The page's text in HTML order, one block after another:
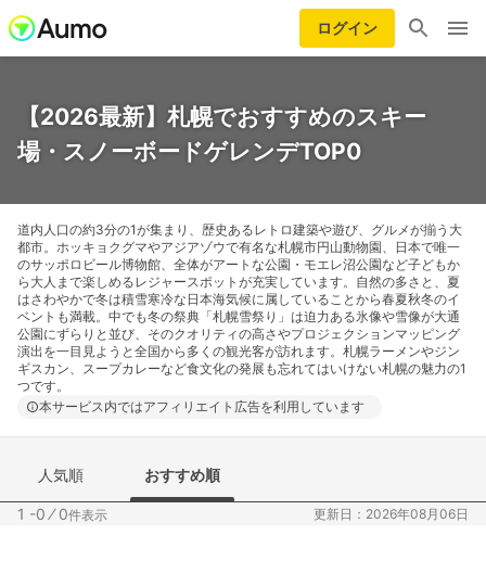
ログイン
【2026最新】札幌でおすすめのスキー
場・スノーボードゲレンデTOP0
道内人口の約3分の1が集まり、歴史あるレトロ建築や遊び、グルメが揃う大
都市。ホッキョクグマやアジアゾウで有名な札幌市円山動物園、日本で唯一
のサッポロビール博物館、全体がアートな公園・モエレ沼公園など子どもか
ら大人まで楽しめるレジャースポットが充実しています。自然の多さと、夏
はさわやかで冬は積雪寒冷な日本海気候に属していることから春夏秋冬のイ
ベントも満載。中でも冬の祭典「札幌雪祭り」は迫力ある氷像や雪像が大通
公園にずらりと並び、そのクオリティの高さやプロジェクションマッピング
演出を一目見ようと全国から多くの観光客が訪れます。札幌ラーメンやジン
ギスカン、スープカレーなど食文化の発展も忘れてはいけない札幌の魅力の1
つです。
本サービス内ではアフィリエイト広告を利用しています
人気順 おすすめ順
1 -0 ⁄0件表示 更新日：2026年08月06日